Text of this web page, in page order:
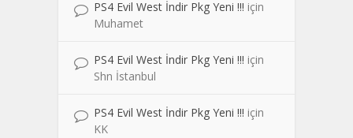
PS4 Evil West İndir Pkg Yeni !!! için
Muhamet
PS4 Evil West İndir Pkg Yeni !!! için
Shn İstanbul
PS4 Evil West İndir Pkg Yeni !!! için
KK